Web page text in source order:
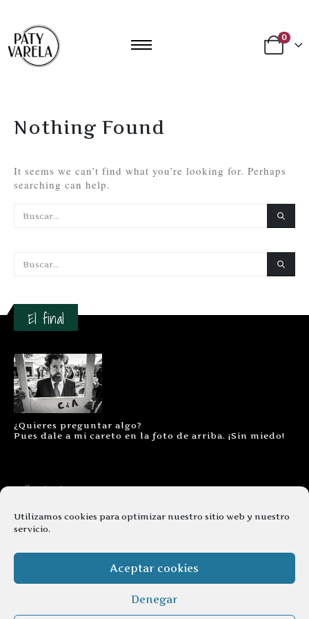
Utilizamos cookies para optimizar nuestro sitio web y nuestro
servicio.
Aceptar cookies
Denegar
0
Nothing Found
It seems we can’t find what you’re looking for. Perhaps
searching can help.
El final
¿Quieres preguntar algo?
Pues dale a mi careto en la foto de arriba. ¡Sin miedo!
Contacto
Aviso legal